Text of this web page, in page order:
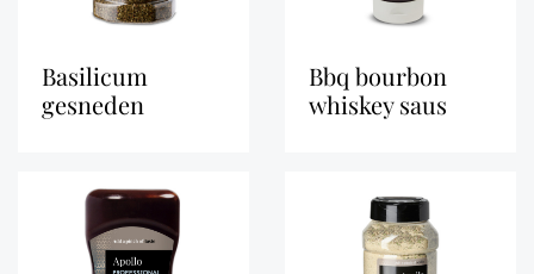
basilicum
gesneden
bbq bourbon
whiskey saus